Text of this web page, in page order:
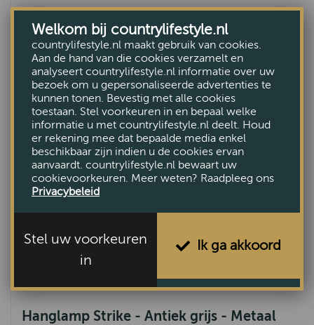
Hanglamp Kamillo L Brons
€219,95
Hanglamp Strike - Antiek grijs - Metaal
Welkom bij countrylifestyle.nl
countrylifestyle.nl maakt gebruik van cookies.
Aan de hand van die cookies verzamelt en
analyseert countrylifestyle.nl informatie over uw
bezoek om u gepersonaliseerde advertenties te
kunnen tonen. Bevestig met alle cookies
toestaan. Stel voorkeuren in en bepaal welke
informatie u met countrylifestyle.nl deelt. Houd
er rekening mee dat bepaalde media enkel
beschikbaar zijn indien u de cookies ervan
aanvaardt. countrylifestyle.nl bewaart uw
cookievoorkeuren. Meer weten? Raadpleeg ons
Privacybeleid
Stel uw voorkeuren
in
Ik ga akkoord